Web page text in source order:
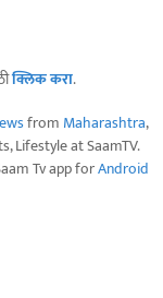
क्लिक करा.
from Maharashtra,
Lifestyle at SaamTV.
Tv app forAndroid